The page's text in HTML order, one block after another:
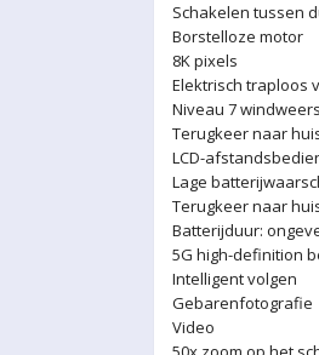
Schakelen tussen
Borstelloze motor
8K pixels
Elektrisch traploos
Niveau 7
Terugkeer naar
LCD-
Lage
Terugkeer naar
Batterijduur:
5G high-definition
Intelligent volgen
Gebarenfotografie
Video